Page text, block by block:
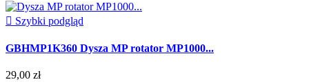
 Szybki podgląd
GBHMP1K360 Dysza MP rotator MP1000...
29,00 zł